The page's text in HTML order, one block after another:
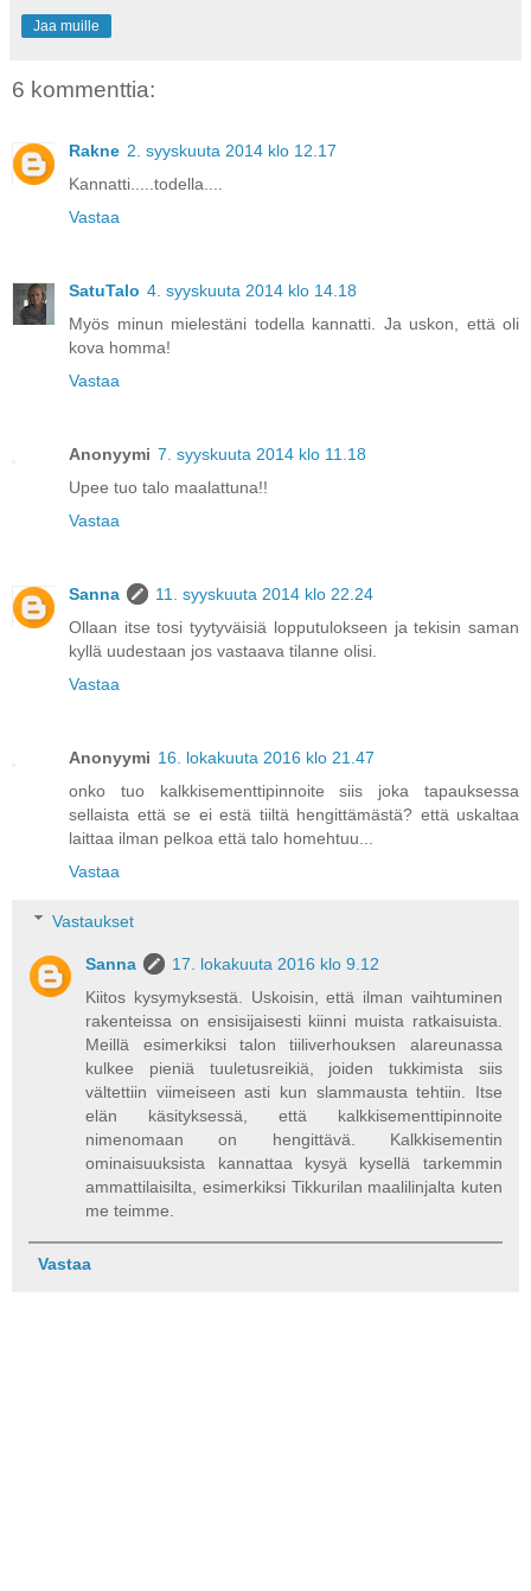
Jaa muille
6 kommenttia:
Rakne 2. syyskuuta 2014 klo 12.17
Kannatti.....todella....
Vastaa
SatuTalo 4. syyskuuta 2014 klo 14.18
Myös minun mielestäni todella kannatti. Ja uskon, että oli
kova homma!
Vastaa
Anonyymi 7. syyskuuta 2014 klo 11.18
Upee tuo talo maalattuna!!
Vastaa
Sanna
11. syyskuuta 2014 klo 22.24
Ollaan itse tosi tyytyväisiä lopputulokseen ja tekisin saman
kyllä uudestaan jos vastaava tilanne olisi.
Vastaa
Anonyymi 16. lokakuuta 2016 klo 21.47
onko tuo kalkkisementtipinnoite siis joka tapauksessa
sellaista että se ei estä tiiltä hengittämästä? että uskaltaa
laittaa ilman pelkoa että talo homehtuu...
Vastaa
Vastaukset
Sanna
17. lokakuuta 2016 klo 9.12
Kiitos kysymyksestä. Uskoisin, että ilman vaihtuminen
rakenteissa on ensisijaisesti kiinni muista ratkaisuista.
Meillä esimerkiksi talon tiiliverhouksen alareunassa
kulkee pieniä tuuletusreikiä, joiden tukkimista siis
vältettiin viimeiseen asti kun slammausta tehtiin. Itse
elän käsityksessä, että kalkkisementtipinnoite
nimenomaan on hengittävä. Kalkkisementin
ominaisuuksista kannattaa kysyä kysellä tarkemmin
ammattilaisilta, esimerkiksi Tikkurilan maalilinjalta kuten
me teimme.
Vastaa